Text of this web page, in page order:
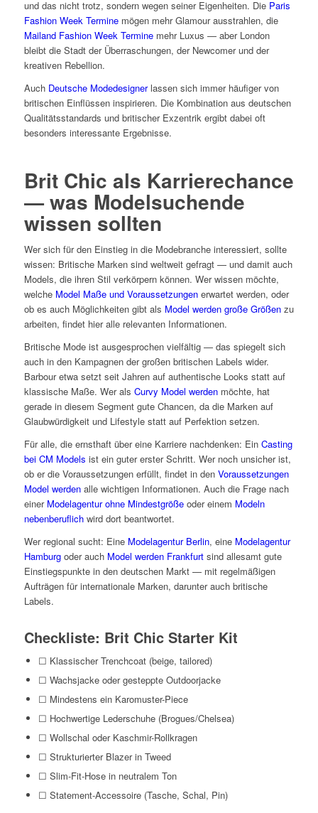
und das nicht trotz, sondern wegen seiner Eigenheiten. Die Paris
Fashion Week Terminemögen mehr Glamour ausstrahlen, die
Mailand Fashion Week Terminemehr Luxus — aber London
bleibt die Stadt der Überraschungen, der Newcomer und der
kreativen Rebellion.
Auch Deutsche Modedesignerlassen sich immer häufiger von
britischen Einflüssen inspirieren. Die Kombination aus deutschen
Qualitätsstandards und britischer Exzentrik ergibt dabei oft
besonders interessante Ergebnisse.
Brit Chic als Karrierechance
— was Modelsuchende
wissen sollten
Wer sich für den Einstieg in die Modebranche interessiert, sollte
wissen: Britische Marken sind weltweit gefragt — und damit auch
Models, die ihren Stil verkörpern können. Wer wissen möchte,
welche Model Maße und Voraussetzungenerwartet werden, oder
ob es auch Möglichkeiten gibt als Model werden große Größenzu
arbeiten, findet hier alle relevanten Informationen.
Britische Mode ist ausgesprochen vielfältig — das spiegelt sich
auch in den Kampagnen der großen britischen Labels wider.
Barbour etwa setzt seit Jahren auf authentische Looks statt auf
klassische Maße. Wer als Curvy Model werdenmöchte, hat
gerade in diesem Segment gute Chancen, da die Marken auf
Glaubwürdigkeit und Lifestyle statt auf Perfektion setzen.
Für alle, die ernsthaft über eine Karriere nachdenken: Ein Casting
bei CM Models ist ein guter erster Schritt. Wer noch unsicher ist,
ob er die Voraussetzungen erfüllt, findet in den Voraussetzungen
Model werdenalle wichtigen Informationen. Auch die Frage nach
einer Modelagentur ohne Mindestgrößeoder einem Modeln
nebenberuflichwird dort beantwortet.
Wer regional sucht: Eine Modelagentur Berlin, eine Modelagentur
Hamburgoder auch Model werden Frankfurtsind allesamt gute
Einstiegspunkte in den deutschen Markt — mit regelmäßigen
Aufträgen für internationale Marken, darunter auch britische
Labels.
Checkliste: Brit Chic Starter Kit
☐ Klassischer Trenchcoat (beige, tailored)
☐ Wachsjacke oder gesteppte Outdoorjacke
☐ Mindestens ein Karomuster-Piece
☐ Hochwertige Lederschuhe (Brogues/Chelsea)
☐ Wollschal oder Kaschmir-Rollkragen
☐ Strukturierter Blazer in Tweed
☐ Slim-Fit-Hose in neutralem Ton
☐ Statement-Accessoire (Tasche, Schal, Pin)